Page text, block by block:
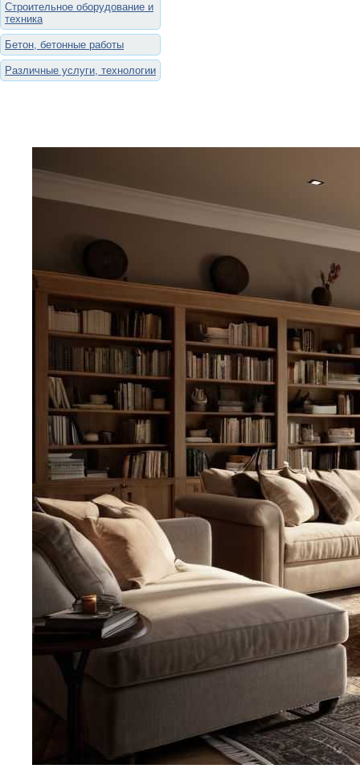
Строительное оборудование и
техника
Бетон, бетонные работы
Различные услуги, технологии